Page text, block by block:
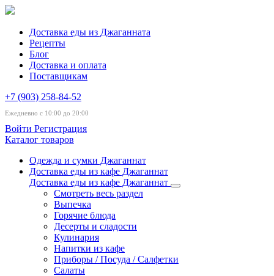
Доставка еды из Джаганната
Рецепты
Блог
Доставка и оплата
Поставщикам
+7 (903) 258-84-52
Ежедневно с 10:00 до 20:00
Войти Регистрация
Каталог товаров
Одежда и сумки Джаганнат
Доставка еды из кафе Джаганнат
Доставка еды из кафе Джаганнат
Смотреть весь раздел
Выпечка
Горячие блюда
Десерты и сладости
Кулинария
Напитки из кафе
Приборы / Посуда / Салфетки
Салаты